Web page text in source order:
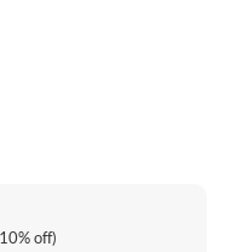
off)